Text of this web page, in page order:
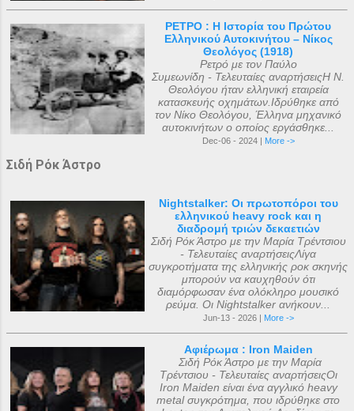
ΡΕΤΡΟ : Η Ιστορία του Πρώτου
Ελληνικού Αυτοκινήτου – Νίκος
Θεολόγος (1918)
Ρετρό με τον Παύλο
Συμεωνίδη - Τελευταίες αναρτήσειςΗ Ν.
Θεολόγου ήταν ελληνική εταιρεία
κατασκευής οχημάτων.Ιδρύθηκε από
τον Νίκο Θεολόγου, Έλληνα μηχανικό
αυτοκινήτων ο οποίος εργάσθηκε...
Dec-06 - 2024 | More ->
Σιδή Ρόκ Άστρο
Nightstalker: Οι πρωτοπόροι του
ελληνικού heavy rock και η
διαδρομή τριών δεκαετιών
Σιδή Ρόκ Άστρο με την Μαρία Τρέντσιου
- Τελευταίες αναρτήσειςΛίγα
συγκροτήματα της ελληνικής ροκ σκηνής
μπορούν να καυχηθούν ότι
διαμόρφωσαν ένα ολόκληρο μουσικό
ρεύμα. Οι Nightstalker ανήκουν...
Jun-13 - 2026 | More ->
Αφιέρωμα : Iron Maiden
Σιδή Ρόκ Άστρο με την Μαρία
Τρέντσιου - Τελευταίες αναρτήσειςΟι
Iron Maiden είναι ένα αγγλικό heavy
metal συγκρότημα, που ιδρύθηκε στο